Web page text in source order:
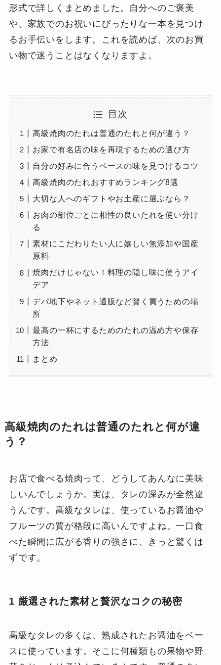
形式で詳しくまとめました。自分へのご褒美
や、家族でのお祝いにぴったりな一本を見つけ
るお手伝いをします。これを読めば、次のお買
い物で迷うことはなくなりますよ。
目次
高級焼肉のたれは普通のたれと何が違う？
お家で有名店の味を再現するための選び方
自分の好みに合うベースの味を見つけるコツ
高級焼肉のたれおすすめランキング8選
大切な人へのギフトやお土産に選ぶなら？
お肉の部位ごとに相性の良いたれを使い分け
る
素材にこだわりたい人に嬉しい無添加や国産
原料
焼肉だけじゃない！料理の隠し味に使うアイ
デア
デパ地下やネット通販など賢く買うための場
所
最高の一杯にするためのたれの温め方や保存
方法
まとめ
高級焼肉のたれは普通のたれと何が違
う？
お店で食べる焼肉って、どうしてあんなに美味
しいんでしょうか。実は、タレの深みが全然違
うんです。高級なタレは、使っているお醤油や
フルーツの質が格段に高いんですよね。一口食
べた瞬間に広がる香りの強さに、きっと驚くは
ずです。
1 厳選された素材と贅沢なコクの秘密
高級なタレの多くは、熟成されたお醤油をベー
スに使っています。そこに何種類もの果物や野